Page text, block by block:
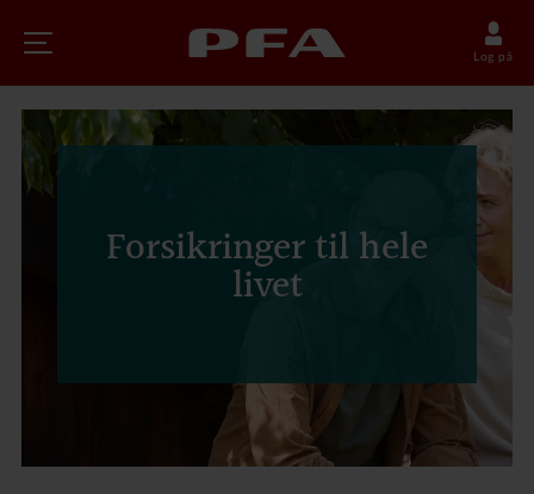
Log på
Forsikringer til hele
livet